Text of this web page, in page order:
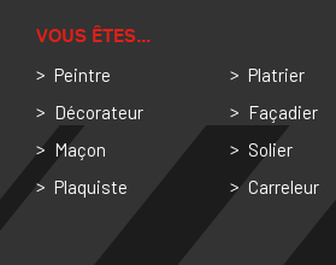
VOUS ÊTES…
Peintre
Décorateur
Maçon
Plaquiste
Platrier
Façadier
Solier
Carreleur